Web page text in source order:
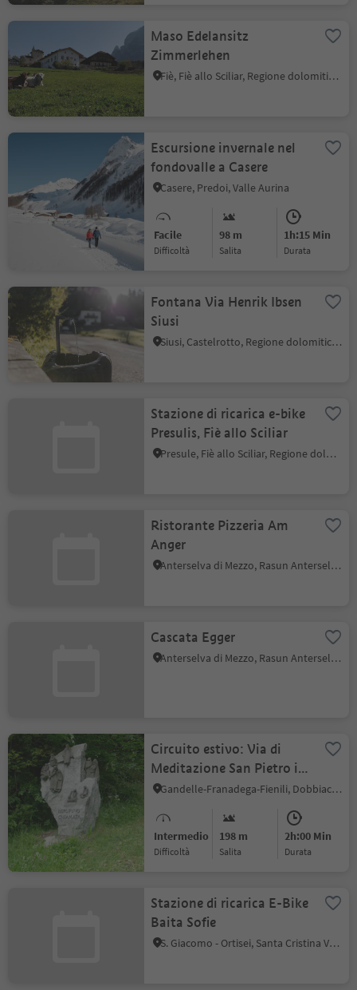
Maso Edelansitz
Zimmerlehen
Fiè, Fiè allo Sciliar, Regione dolomitica Alpe di Siusi
Escursione invernale nel
fondovalle a Casere
Casere, Predoi, Valle Aurina
Facile
Difficoltà
98 m
Salita
1h:15 Min
durata
Fontana Via Henrik Ibsen
Siusi
Siusi, Castelrotto, Regione dolomitica Alpe di Siusi
Stazione di ricarica e-bike
Presulis, Fiè allo Sciliar
Presule, Fiè allo Sciliar, Regione dolomitica Alpe di Siusi
Ristorante Pizzeria Am
Anger
Anterselva di Mezzo, Rasun Anterselva, Regione dolomitica Plan de Corones
Cascata Egger
Anterselva di Mezzo, Rasun Anterselva, Regione dolomitica Plan de Corones
Circuito estivo: Via di
Meditazione San Pietro in
Monte
Gandelle-Franadega-Fienili, Dobbiaco, Regione dolomitica 3 Cime
Intermedio
Difficoltà
198 m
Salita
2h:00 Min
durata
Stazione di ricarica E-Bike
Baita Sofie
S. Giacomo - Ortisei, Santa Cristina Val Gardena, Regione dolomitica Val Gardena